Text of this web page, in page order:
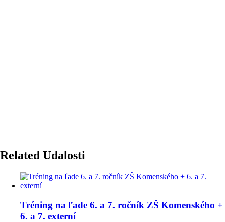
Related Udalosti
Tréning na ľade 6. a 7. ročník ZŠ Komenského +
6. a 7. externí